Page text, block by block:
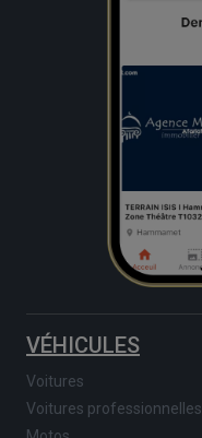
VÉHICULES
Voitures
Voitures professionnelles